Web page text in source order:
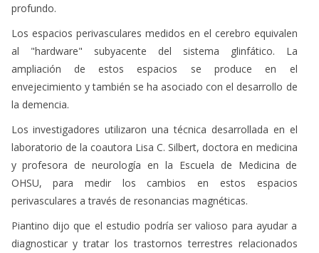
profundo.
Los espacios perivasculares medidos en el cerebro equivalen
al "hardware" subyacente del sistema glinfático. La
ampliación de estos espacios se produce en el
envejecimiento y también se ha asociado con el desarrollo de
la demencia.
Los investigadores utilizaron una técnica desarrollada en el
laboratorio de la coautora Lisa C. Silbert, doctora en medicina
y profesora de neurología en la Escuela de Medicina de
OHSU, para medir los cambios en estos espacios
perivasculares a través de resonancias magnéticas.
Piantino dijo que el estudio podría ser valioso para ayudar a
diagnosticar y tratar los trastornos terrestres relacionados